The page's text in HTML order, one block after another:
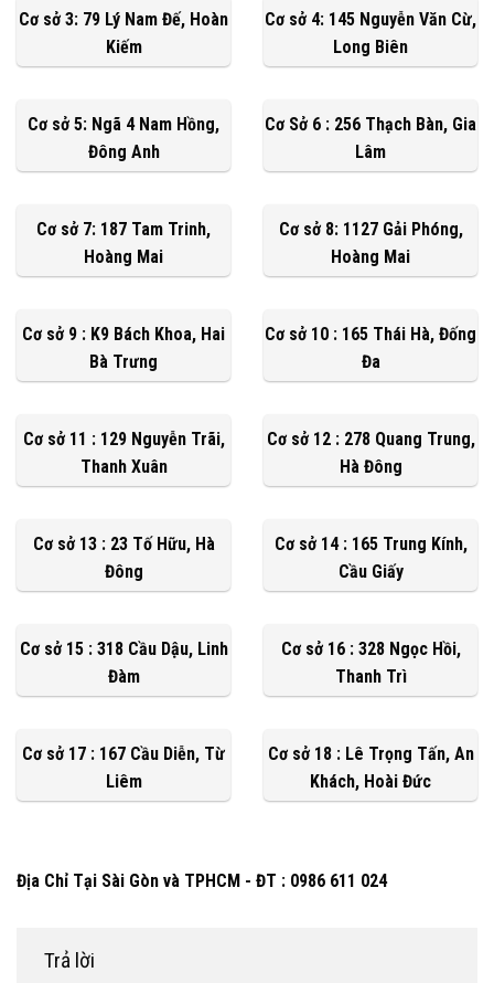
Cơ sở 3: 79 Lý Nam Đế, Hoàn
Kiếm
Cơ sở 4: 145 Nguyễn Văn Cừ,
Long Biên
Cơ sở 5: Ngã 4 Nam Hồng,
Đông Anh
Cơ Sở 6 : 256 Thạch Bàn, Gia
Lâm
Cơ sở 7: 187 Tam Trinh,
Hoàng Mai
Cơ sở 8: 1127 Gải Phóng,
Hoàng Mai
Cơ sở 9 : K9 Bách Khoa, Hai
Bà Trưng
Cơ sở 10 : 165 Thái Hà, Đống
Đa
Cơ sở 11 : 129 Nguyễn Trãi,
Thanh Xuân
Cơ sở 12 : 278 Quang Trung,
Hà Đông
Cơ sở 13 : 23 Tố Hữu, Hà
Đông
Cơ sở 14 : 165 Trung Kính,
Cầu Giấy
Cơ sở 15 : 318 Cầu Dậu, Linh
Đàm
Cơ sở 16 : 328 Ngọc Hồi,
Thanh Trì
Cơ sở 17 : 167 Cầu Diễn, Từ
Liêm
Cơ sở 18 : Lê Trọng Tấn, An
Khách, Hoài Đức
Địa Chỉ Tại Sài Gòn và TPHCM - ĐT : 0986 611 024
Trả lời